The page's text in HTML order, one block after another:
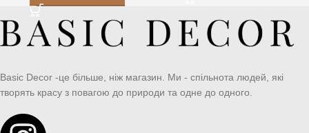
Basic Decor -це більше, ніж магазин. Ми - спільнота людей, які
творять красу з повагою до природи та одне до одного.